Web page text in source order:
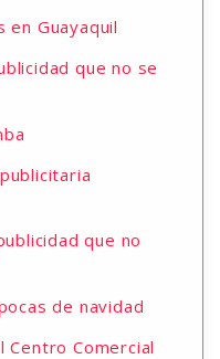
en Guayaquil
que no se
que no
de navidad
Centro Comercial